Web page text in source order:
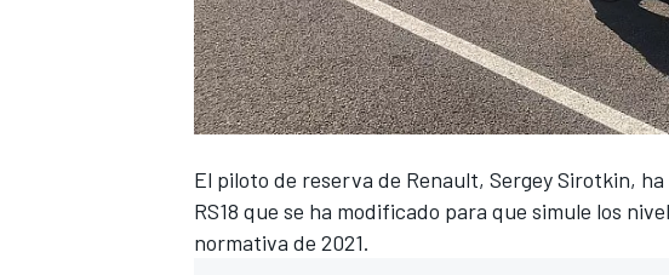
El piloto de reserva de Renault, Sergey Sirotkin,
RS18 que se ha modificado para que simule los
normativa de 2021.